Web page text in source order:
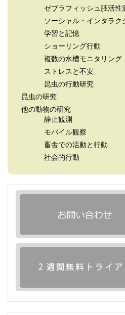
ゼブラフィッシュ胚活性
ソーシャル・インタラク
学習と記憶
ショーリング行動
複数の水槽モニタリング
ストレスと不安
昆虫の行動研究
昆虫の研究
他の動物の研究
静止観測
モバイル観察
畜舎での活動と行動
社会的行動